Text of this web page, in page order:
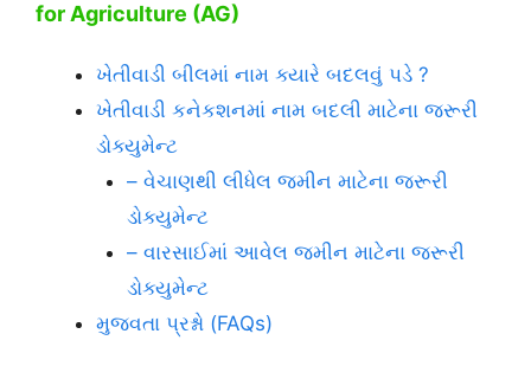
for Agriculture (AG)
ખેતીવાડી બીલમાં નામ ક્યારે બદલવું પડે ?
ખેતીવાડી કનેકશનમાં નામ બદલી માટેના જરૂરી
ડોક્યુમેન્ટ
– વેચાણથી લીધેલ જમીન માટેના જરૂરી
ડોક્યુમેન્ટ
– વારસાઈમાં આવેલ જમીન માટેના જરૂરી
ડોક્યુમેન્ટ
મુજવતા પ્રશ્નો (FAQs)